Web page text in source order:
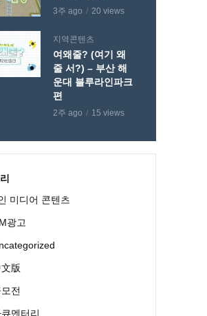
3주 ago 20 views
지역콘텐츠
여왜줄? (여기 왜
줄 서?) – 부산 해
운대 블루라인파크
편
2주 ago 15 views
미디어 콘텐츠
광고
版
전
멘터리